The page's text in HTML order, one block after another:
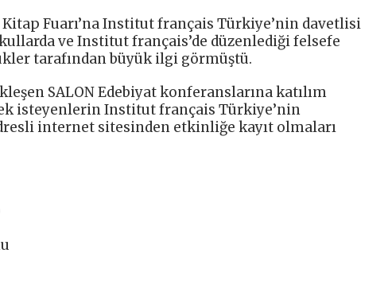
Kitap Fuarı’na Institut français Türkiye’nin davetlisi
ve Institut français’de düzenlediği felsefe
tarafından büyük ilgi görmüştü.
SALON Edebiyat konferanslarına katılım
isteyenlerin Institut français Türkiye’nin
internet sitesinden etkinliğe kayıt olmaları